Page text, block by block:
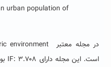
in an urban population of